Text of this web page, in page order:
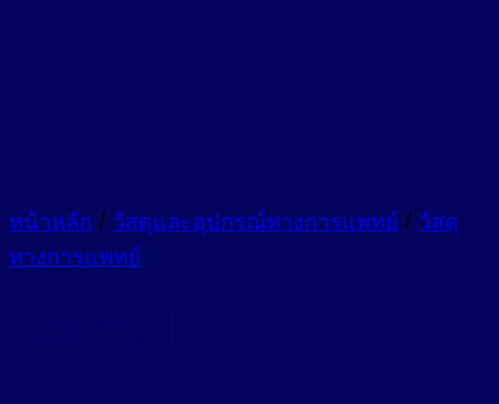
หน้าหลัก / วัสดุและอุปกรณ์ทางการแพทย์ / วัสดุ
ทางการแพทย์